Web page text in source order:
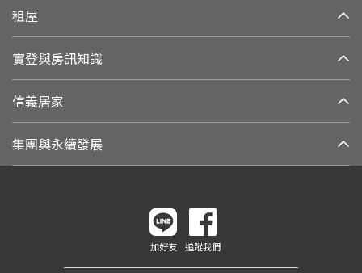
租屋
實登與房訊知識
信義居家
集團與永續發展
加好友 追蹤我們